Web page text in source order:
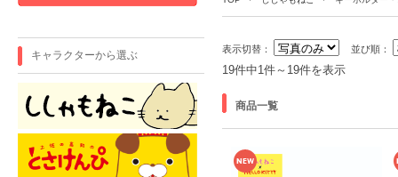
表示切替： 並び順：
19件中1件～19件を表示
商品一覧
キャラクターから選ぶ